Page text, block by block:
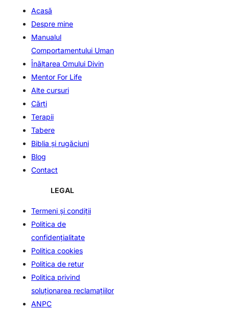
Acasă
Despre mine
Manualul
Comportamentului Uman
Înălţarea Omului Divin
Mentor For Life
Alte cursuri
Cărți
Terapii
Tabere
Biblia şi rugăciuni
Blog
Contact
LEGAL
Termeni și condiții
Politica de
confidenţialitate
Politica cookies
Politica de retur
Politica privind
soluționarea reclamațiilor
ANPC